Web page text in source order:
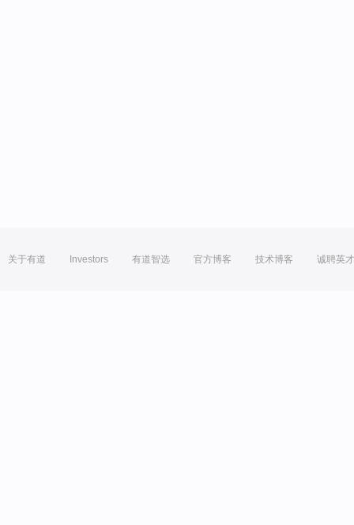
关于有道 Investors 有道智选 官方博客 技术博客 诚聘英才